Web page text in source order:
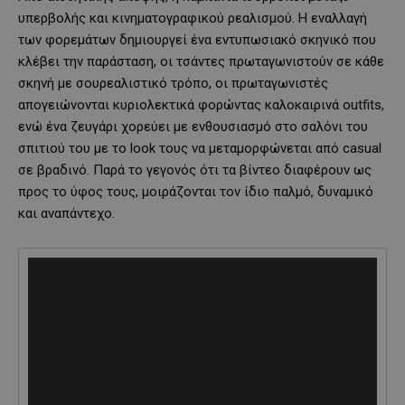
υπερβολής και κινηματογραφικού ρεαλισμού. Η εναλλαγή
των φορεμάτων δημιουργεί ένα εντυπωσιακό σκηνικό που
κλέβει την παράσταση, οι τσάντες πρωταγωνιστούν σε κάθε
σκηνή με σουρεαλιστικό τρόπο, οι πρωταγωνιστές
απογειώνονται κυριολεκτικά φορώντας καλοκαιρινά outfits,
ενώ ένα ζευγάρι χορεύει με ενθουσιασμό στο σαλόνι του
σπιτιού του με το look τους να μεταμορφώνεται από casual
σε βραδινό. Παρά το γεγονός ότι τα βίντεο διαφέρουν ως
προς το ύφος τους, μοιράζονται τον ίδιο παλμό, δυναμικό
και αναπάντεχο.